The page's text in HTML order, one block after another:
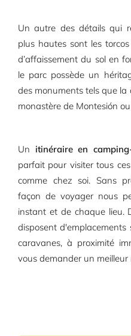
Un autre des détails qui
plus hautes sont les
d’affaissement du sol en
le parc possède un
des monuments tels que la
monastère de Montesión
Un itinéraire en
parfait pour visiter tous
comme chez soi. Sans
façon de voyager nous
instant et de chaque lieu.
disposent d'emplacements
caravanes, à proximité
vous demander un meilleur